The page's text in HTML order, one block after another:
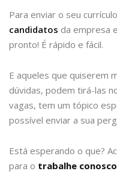
Para enviar o seu
candidatos da empresa
pronto! É rápido e fácil.
E aqueles que quiserem
dúvidas, podem tirá-las
vagas, tem um tópico
possível enviar a sua
Está esperando o que?
para o trabalhe